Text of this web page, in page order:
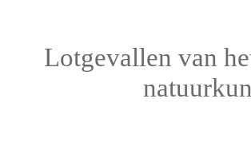
Lotgevallen van